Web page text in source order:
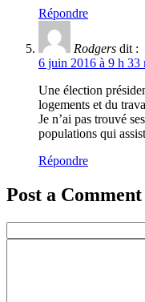
Répondre
Rodgers dit :
6 juin 2016 à 9 h 33
Une élection
logements et du
Je n’ai pas trouvé
populations qui
Répondre
Post a Comment